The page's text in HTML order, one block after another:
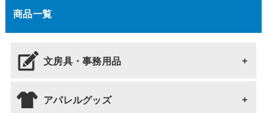
商品一覧
文房具・事務用品
文房具・事務用品 全て
アパレルグッズ